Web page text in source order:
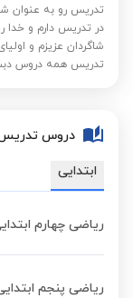
تدریس رو به عنوان
در تدریس دارم و خدا
تدریس همه دروس
دروس
ابتدایی
ریاضی چهارم
ریاضی پنجم